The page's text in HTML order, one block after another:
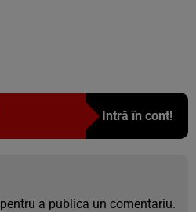
Intră în cont!
pentru a publica un comentariu.